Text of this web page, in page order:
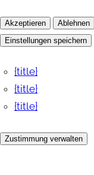
Akzeptieren Ablehnen
Einstellungen speichern
{title}
{title}
{title}
Zustimmung verwalten